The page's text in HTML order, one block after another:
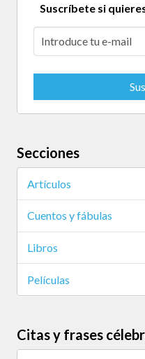
Suscríbete si
Secciones
Artículos
Cuentos y fábulas
Libros
Películas
Citas y frases